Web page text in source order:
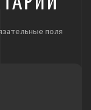
поля